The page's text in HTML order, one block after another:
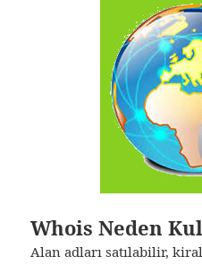
Whois Neden
Alan adları satılabilir,